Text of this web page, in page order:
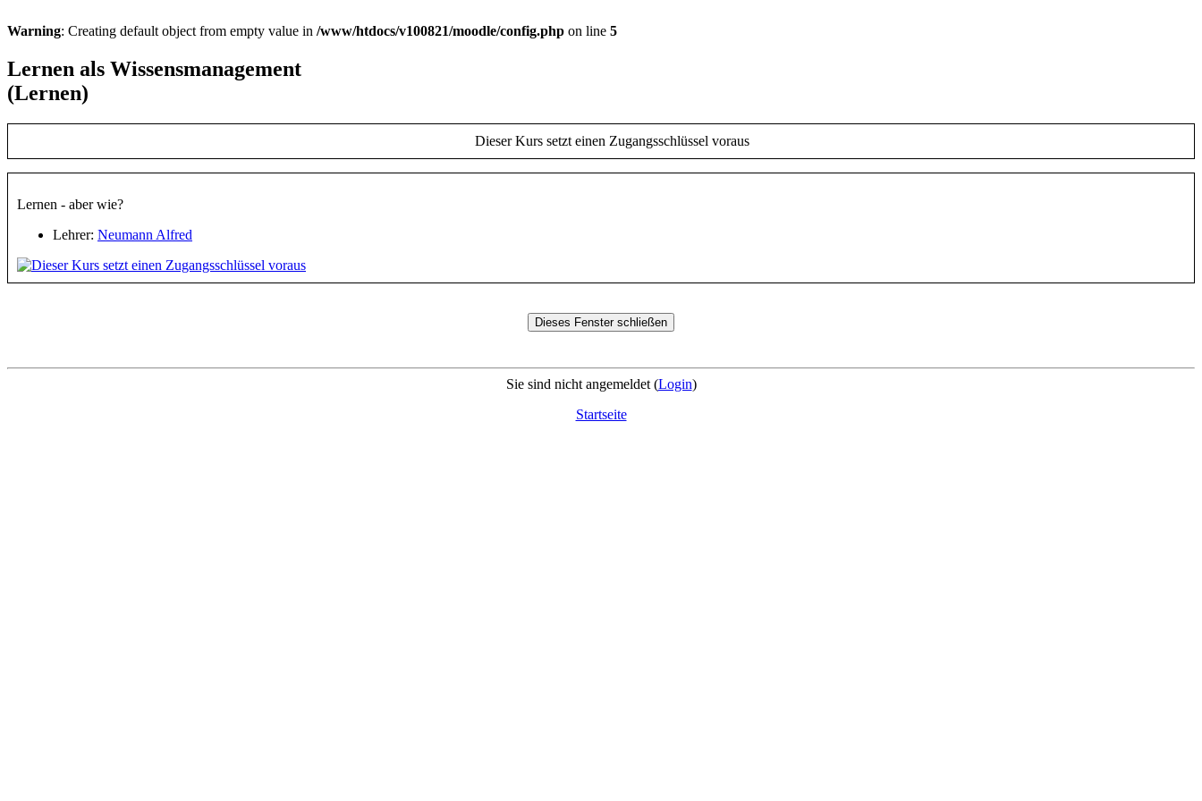
Warning: Creating default object from empty value in /www/htdocs/v100821/moodle/config.php on line 5
Lernen als Wissensmanagement
(Lernen)
Dieser Kurs setzt einen Zugangsschlüssel voraus
Lernen - aber wie?
Lehrer: Neumann Alfred
Sie sind nicht angemeldet (Login)
Startseite